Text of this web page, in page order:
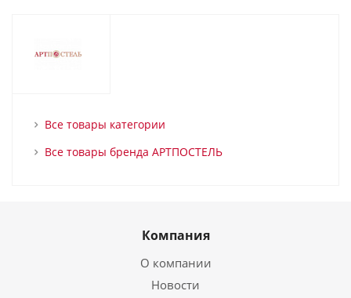
Все товары категории
Все товары бренда АРТПОСТЕЛЬ
Компания
О компании
Новости